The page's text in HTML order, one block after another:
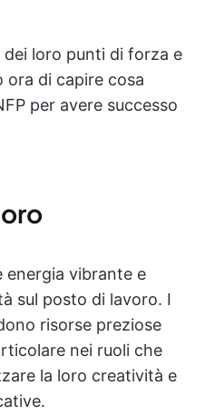
loro punti di forza e
ora di capire cosa
per avere successo
energia vibrante e
sul posto di lavoro. I
risorse preziose
nei ruoli che
la loro creatività e